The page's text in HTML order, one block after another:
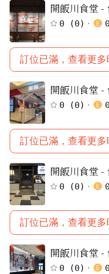
開飯川食堂 -
0 (0 )
訂位已滿，查看更多
開飯川食堂 -
0 (0 )
訂位已滿，查看更多
開飯川食堂 -
0 (0 )
訂位已滿，查看更多
開飯川食堂 -
0 (0 )